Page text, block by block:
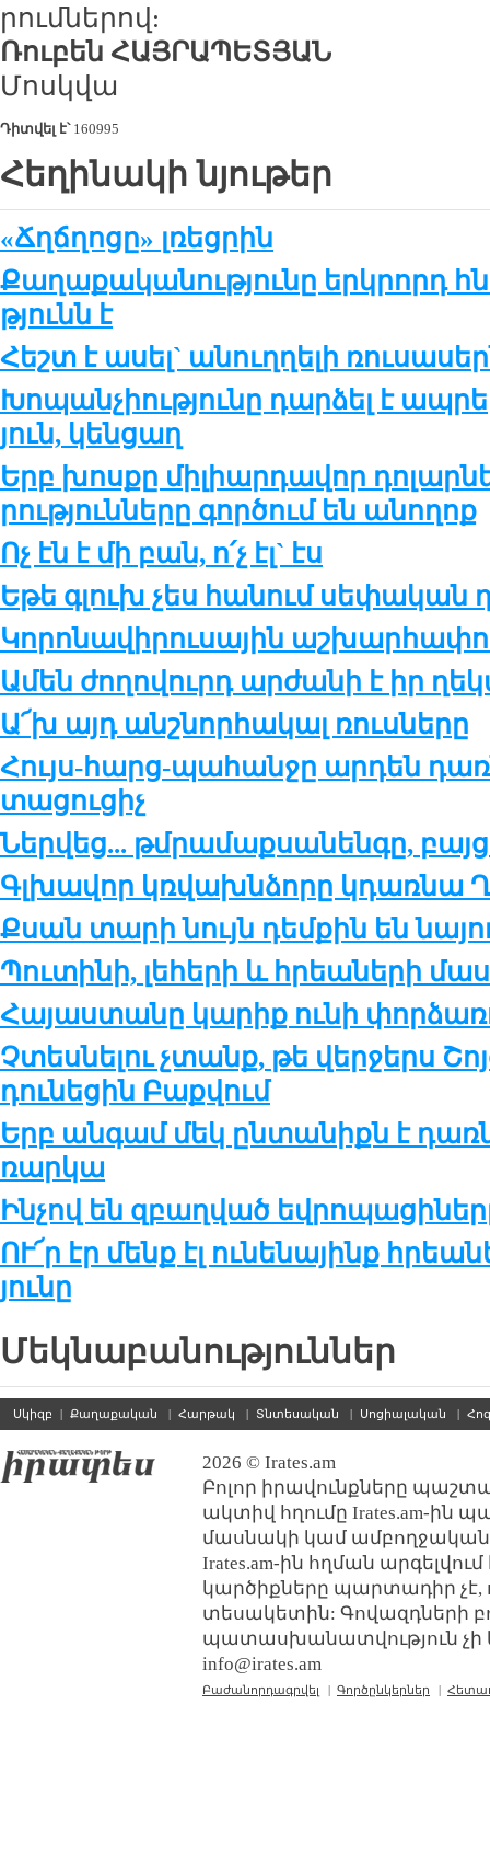
րում­նե­րով:
Ռու­բեն ՀԱՅ­ՐԱ­ՊԵ­ՏՅԱՆ
Մոսկ­վա
Դիտվել է՝160995
Հեղինակի նյութեր
«Ճղճղոցը» լռեցրին
Քա­ղա­քա­կա­նու­թ­յու­նը երկ­րորդ
թ­յունն է
Հեշտ է ա­սել` ա­նուղ­ղե­լի
Խո­պան­չիու­թ­յու­նը դար­ձել է
յուն, կեն­ցաղ
Երբ խոս­քը մի­լիար­դա­վոր
րու­թ­յուն­նե­րը գոր­ծում են ա­նո­ղոք
Ոչ էն է մի բան, ո՛չ էլ` էս
Եթե գլուխ չես հա­նում սե­փա­կան
Կո­րո­նա­վի­րու­սա­յին
Ամեն ժո­ղո­վուրդ ար­ժա­նի է իր
Ա՜խ այդ անշ­նոր­հա­կալ ռուս­նե­րը
Հույս-հարց-պա­հան­ջը ար­դեն
տա­ցու­ցիչ
Ներ­վեց... թմ­րա­մաք­սա­նեն­գը,
Գլխա­վոր կռ­վախն­ձո­րը կդառ­նա
Քսան տա­րի նույն դեմ­քին են
Պու­տի­նի, լե­հե­րի և հրեա­նե­րի
Հա­յաս­տա­նը կա­րիք ու­նի
Չտես­նե­լու չտանք, թե վեր­ջերս
դու­նե­ցին Բաք­վում
Երբ ան­գամ մեկ ըն­տա­նիքն է
ռար­կա
Ինչով են զբաղ­ված
ՈՒ՜ր էր մենք էլ ու­նե­նա­յինք
յու­նը
Մեկնաբանություններ
Սկիզբ | Քաղաքական | Հարթակ | Տնտեսական | Սոցիալական |
2026 © Irates.am
Բոլոր իրավունքները
ակտիվ հղումը Irates.am-ին
մասնակի կամ ամբողջական
Irates.am-ին հղման
կարծիքները պարտադիր չէ,
տեսակետին: Գովազդների
պատասխանատվություն չի
info@irates.am
Բաժանորդագրվել | Գործընկերներ |